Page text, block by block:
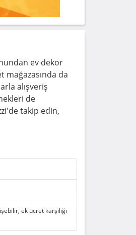
ev dekor
da
alışveriş
de
takip edin,
ek ücret karşılığı